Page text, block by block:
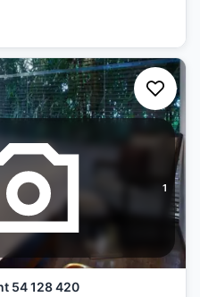
1
54 128 420